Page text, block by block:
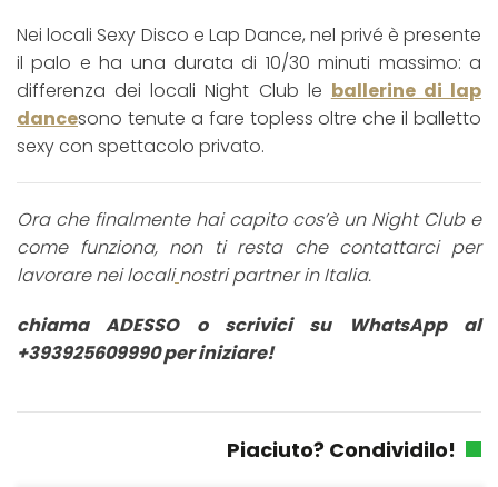
Nei locali Sexy Disco e Lap Dance, nel privé è presente
il palo e ha una durata di 10/30 minuti massimo: a
differenza dei locali Night Club le ballerine di lap
dancesono tenute a fare topless oltre che il balletto
sexy con spettacolo privato.
Ora che finalmente hai capito cos’è un Night Club e
come funziona, non ti resta che contattarci per
lavorare nei locali nostri partner in Italia.
chiama ADESSO o scrivici su WhatsApp al
+393925609990 per iniziare!
Piaciuto? Condividilo!